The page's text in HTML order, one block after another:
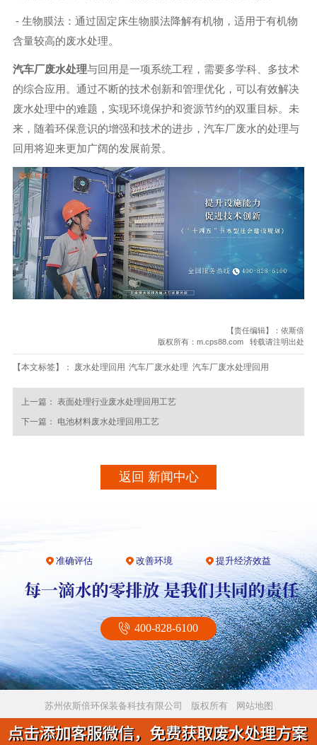
- 生物膜法：通过固定床生物膜法降解有机物，适用于有机物
含量较高的废水处理。
汽车厂废水处理与回用是一项系统工程，需要多学科、多技术
的综合应用。通过不断的技术创新和管理优化，可以有效解决
废水处理中的难题，实现环境保护和资源节约的双重目标。未
来，随着环保意识的增强和技术的进步，汽车厂废水的处理与
回用将迎来更加广阔的发展前景。
【责任编辑】：依斯倍
版权所有：m.cps88.com 转载请注明出处
【本文标签】： 废水处理回用 汽车厂废水处理 汽车厂废水处理回用
上一篇： 表面处理行业废水处理回用工艺
下一篇： 电池材料废水处理回用工艺
返回 新闻中心
准确评估 改善环境 提升经济效益
400-828-6100
苏州依斯倍环保装备科技有限公司 版权所有 网站地图